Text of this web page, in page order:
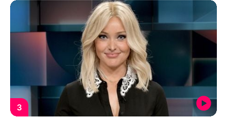
3